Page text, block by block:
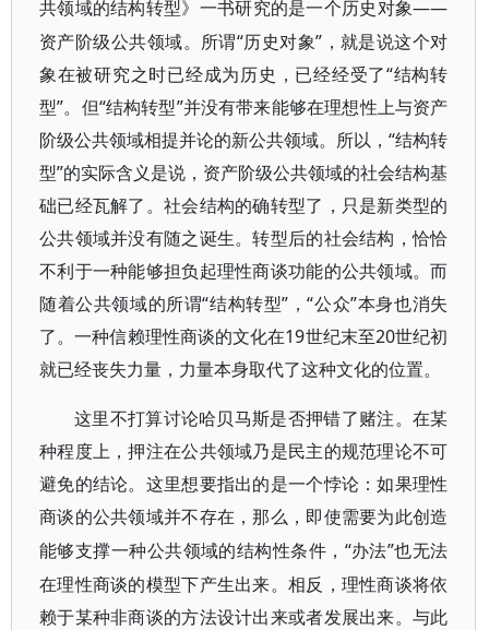
共领域的结构转型》一书研究的是一个历史对象——
资产阶级公共领域。所谓“历史对象”，就是说这个对
象在被研究之时已经成为历史，已经经受了“结构转
型”。但“结构转型”并没有带来能够在理想性上与资产
阶级公共领域相提并论的新公共领域。所以，“结构转
型”的实际含义是说，资产阶级公共领域的社会结构基
础已经瓦解了。社会结构的确转型了，只是新类型的
公共领域并没有随之诞生。转型后的社会结构，恰恰
不利于一种能够担负起理性商谈功能的公共领域。而
随着公共领域的所谓“结构转型”，“公众”本身也消失
了。一种信赖理性商谈的文化在19世纪末至20世纪初
就已经丧失力量，力量本身取代了这种文化的位置。
这里不打算讨论哈贝马斯是否押错了赌注。在某
种程度上，押注在公共领域乃是民主的规范理论不可
避免的结论。这里想要指出的是一个悖论：如果理性
商谈的公共领域并不存在，那么，即使需要为此创造
能够支撑一种公共领域的结构性条件， “办法”也无法
在理性商谈的模型下产生出来。相反，理性商谈将依
赖于某种非商谈的方法设计出来或者发展出来。与此